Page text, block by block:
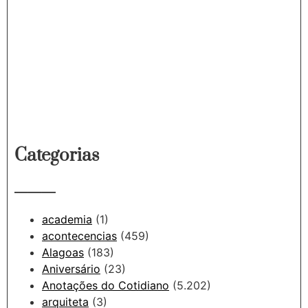
Categorias
———
academia (1)
acontecencias (459)
Alagoas (183)
Aniversário (23)
Anotações do Cotidiano (5.202)
arquiteta (3)